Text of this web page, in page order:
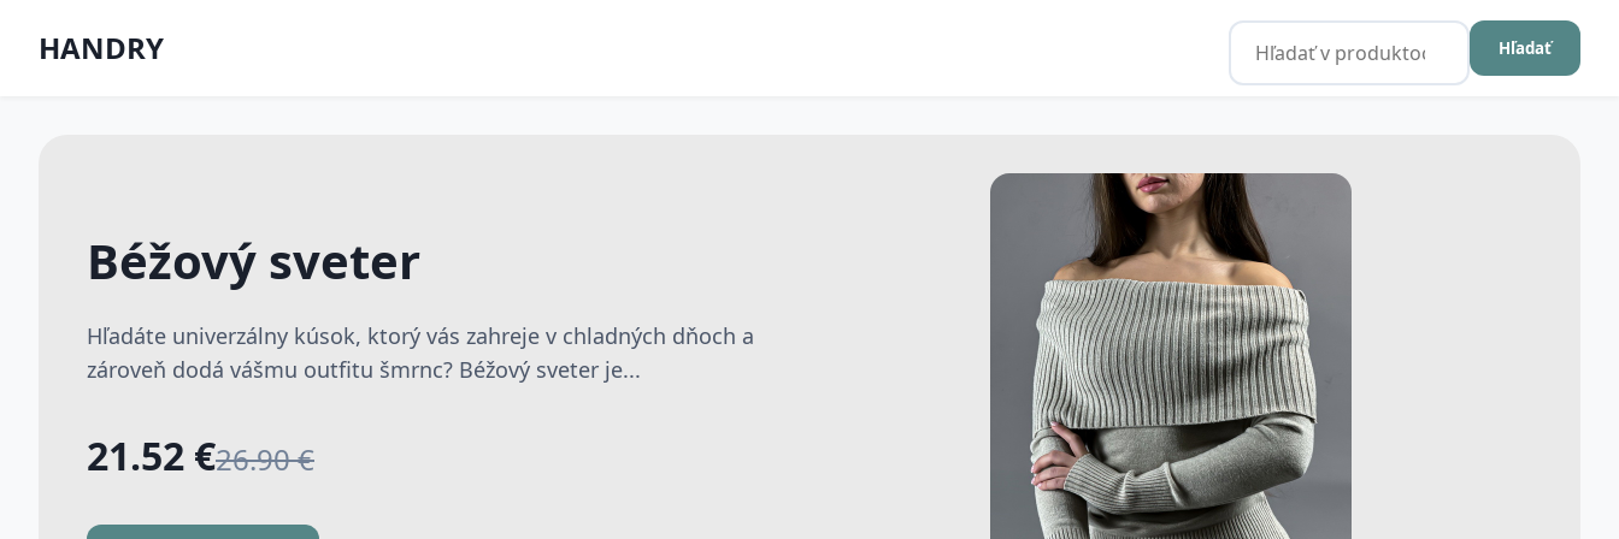
HANDRY Hľadať
Béžový sveter
Hľadáte univerzálny kúsok, ktorý vás zahreje v chladných dňoch a
zároveň dodá vášmu outfitu šmrnc? Béžový sveter je...
21.52 €26.90 €